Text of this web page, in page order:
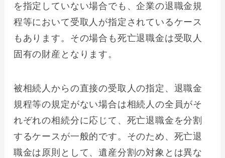
を指定していない場合でも、企業の退職金規
程等において受取人が指定されているケース
もあります。その場合も死亡退職金は受取人
固有の財産となります。
被相続人からの直接の受取人の指定、退職金
規程等の規定がない場合は相続人の全員がそ
れぞれの相続分に応じて、死亡退職金を分割
するケースが一般的です。そのため、死亡退
職金は原則として、遺産分割の対象とは異な